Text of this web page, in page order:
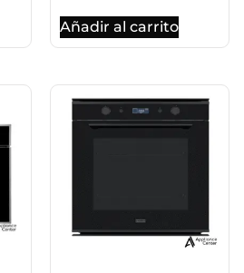
Añadir al carrito